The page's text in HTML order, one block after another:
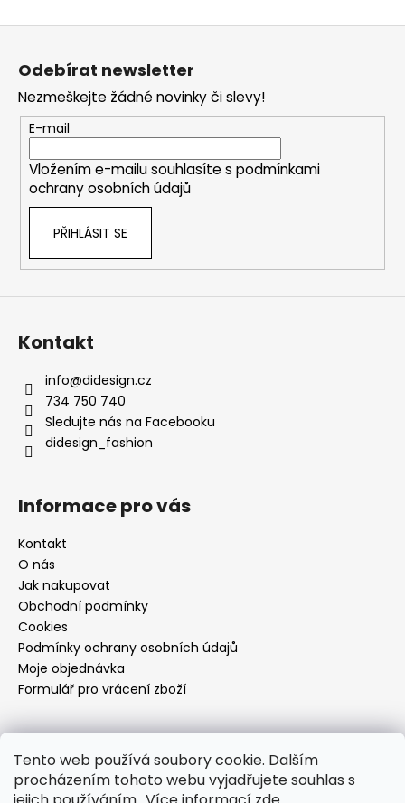
Tento web používá soubory cookie. Dalším
procházením tohoto webu vyjadřujete souhlas s
Z
Odebírat newsletter
Nezmeškejte žádné novinky či slevy!
E-mail
Vložením e-mailu souhlasíte s podmínkami
ochrany osobních údajů
PŘIHLÁSIT SE
Kontakt
info@didesign.cz
734 750 740
Sledujte nás na Facebooku
didesign_fashion
Informace pro vás
Kontakt
O nás
Jak nakupovat
Obchodní podmínky
Cookies
Podmínky ochrany osobních údajů
Moje objednávka
Formulář pro vrácení zboží
Přijímáme online platby